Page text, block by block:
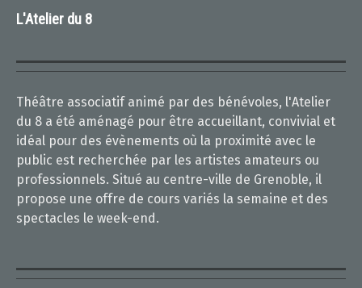
L'Atelier du 8
Théâtre associatif animé par des bénévoles, l'Atelier
du 8 a été aménagé pour être accueillant, convivial et
idéal pour des évènements où la proximité avec le
public est recherchée par les artistes amateurs ou
professionnels. Situé au centre-ville de Grenoble, il
propose une offre de cours variés la semaine et des
spectacles le week-end.